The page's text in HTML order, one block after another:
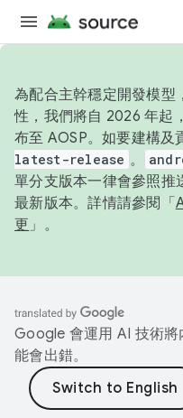
為配合主幹穩定開發模型
性，我們將自 2026 年起
布至 AOSP。如要建構及
latest-release 。
單分支版本一律會參照
最新版本。詳情請參閱「
更 」。
Google 會運用 AI 技術
能會出錯。